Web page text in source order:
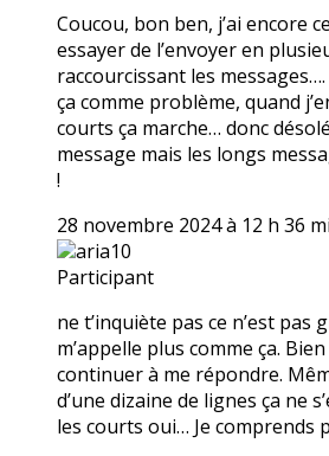
Coucou, bon ben, j’ai encore
essayer de l’envoyer en
raccourcissant les
ça comme problème, quand
courts ça marche… donc
message mais les longs
!
28 novembre 2024 à 12 h 36
aria10
Participant
ne t’inquiète pas ce n’est pas
m’appelle plus comme ça.
continuer à me répondre.
d’une dizaine de lignes ça ne
les courts oui… Je comprends